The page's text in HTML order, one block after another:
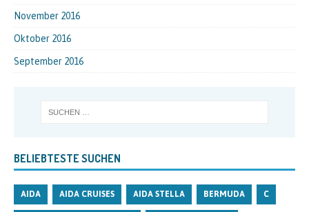
November 2016
Oktober 2016
September 2016
BELIEBTESTE SUCHEN
AIDA AIDA CRUISES AIDA STELLA BERMUDA C